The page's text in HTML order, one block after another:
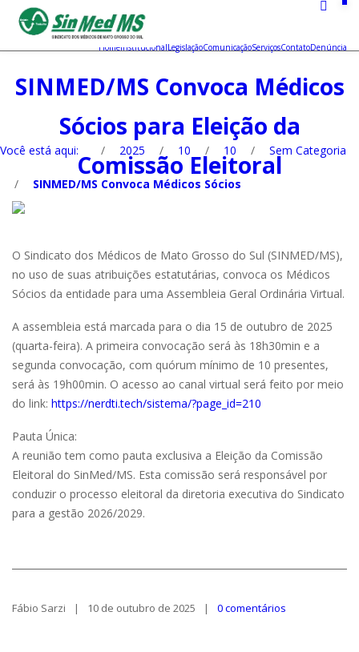
HomeInstitucionalLegislaçãoComunicaçãoServiçosContatoDenúncia
SINMED/MS Convoca Médicos
Sócios para Eleição da
Comissão Eleitoral
Você está aqui: / 2025 / 10 / 10 / Sem Categoria
/ SINMED/MS Convoca Médicos Sócios
O Sindicato dos Médicos de Mato Grosso do Sul (SINMED/MS),
no uso de suas atribuições estatutárias, convoca os Médicos
Sócios da entidade para uma Assembleia Geral Ordinária Virtual.
A assembleia está marcada para o dia 15 de outubro de 2025
(quarta-feira). A primeira convocação será às 18h30min e a
segunda convocação, com quórum mínimo de 10 presentes,
será às 19h00min. O acesso ao canal virtual será feito por meio
do link: https://nerdti.tech/sistema/?page_id=210
Pauta Única:
A reunião tem como pauta exclusiva a Eleição da Comissão
Eleitoral do SinMed/MS. Esta comissão será responsável por
conduzir o processo eleitoral da diretoria executiva do Sindicato
para a gestão 2026/2029.
Fábio Sarzi 10 de outubro de 2025 0 comentários